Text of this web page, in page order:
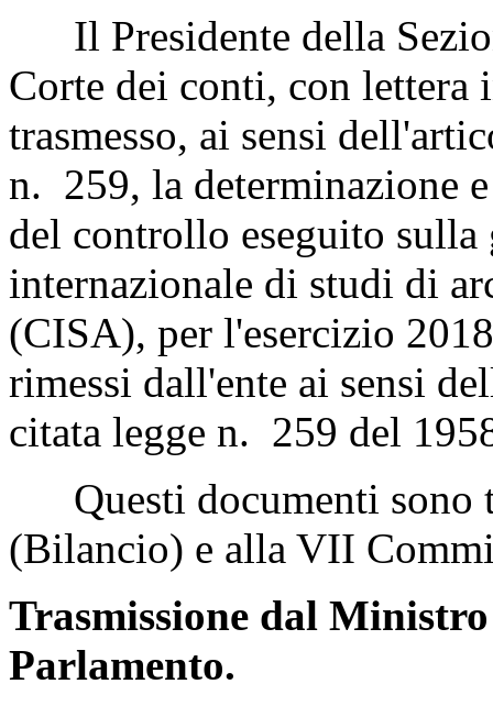
Il Presidente della
Corte dei conti, con lettera
trasmesso, ai sensi
n. 259, la determinazione
del controllo eseguito
internazionale di studi di
(CISA), per l'esercizio
rimessi dall'ente ai sensi
citata legge n. 259 del
Questi documenti sono
(Bilancio) e alla VII
Trasmissione dal
Parlamento.